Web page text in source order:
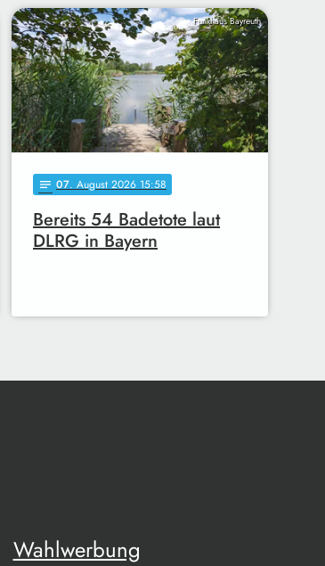
Funkhaus Bayreuth
notes 07. August 2026 15:58
Bereits 54 Badetote laut
DLRG in Bayern
Wahlwerbung